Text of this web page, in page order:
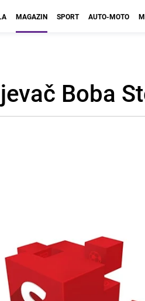
MAGAZIN SPORT AUTO-MOTO
Boba